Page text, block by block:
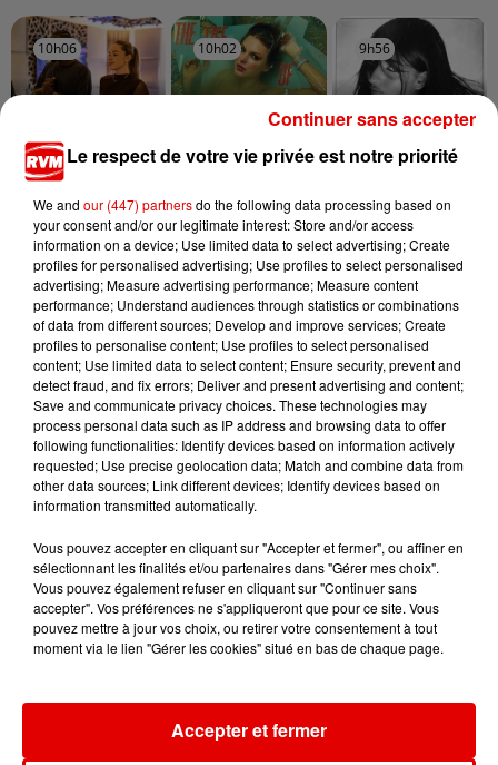
10h06
10h06
Juste Un Peu
10h02
10h02
Elizabeth Taylor
9h56
9h56
J'me Demande
L'ACTU DES ARDENNES
Le respect de votre vie privée est notre priorité
We and our (447) partnersdo the following data processing based on
your consent and/or our legitimate interest: Store and/or access
information on a device; Use limited data to select advertising; Create
profiles for personalised advertising; Use profiles to select personalised
advertising; Measure advertising performance; Measure content
performance; Understand audiences through statistics or combinations
of data from different sources; Develop and improve services; Create
profiles to personalise content; Use profiles to select personalised
content; Use limited data to select content; Ensure security, prevent and
detect fraud, and fix errors; Deliver and present advertising and content;
Save and communicate privacy choices. These technologies may
process personal data such as IP address and browsing data to offer
following functionalities: Identify devices based on information actively
requested; Use precise geolocation data; Match and combine data from
other data sources; Link different devices; Identify devices based on
information transmitted automatically.
Vous pouvez accepter en cliquant sur "Accepter et fermer", ou affiner en
sélectionnant les finalités et/ou partenaires dans "Gérer mes choix".
Vous pouvez également refuser en cliquant sur "Continuer sans
accepter". Vos préférences ne s'appliqueront que pour ce site. Vous
pouvez mettre à jour vos choix, ou retirer votre consentement à tout
moment via le lien "Gérer les cookies" situé en bas de chaque page.
Accepter et fermer
Continuer sans accepter